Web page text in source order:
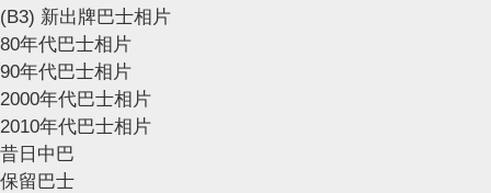
(B3) 新出牌巴士相片
80年代巴士相片
90年代巴士相片
2000年代巴士相片
2010年代巴士相片
昔日中巴
保留巴士